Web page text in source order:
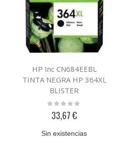
HP Inc CN684EEBL
TINTA NEGRA HP 364XL
BLISTER
Rating:
33,67 €
Sin existencias